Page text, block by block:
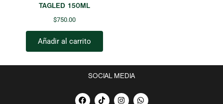
TAGLED 150ML
$750.00
Añadir al carrito
SOCIAL MEDIA
F T I W